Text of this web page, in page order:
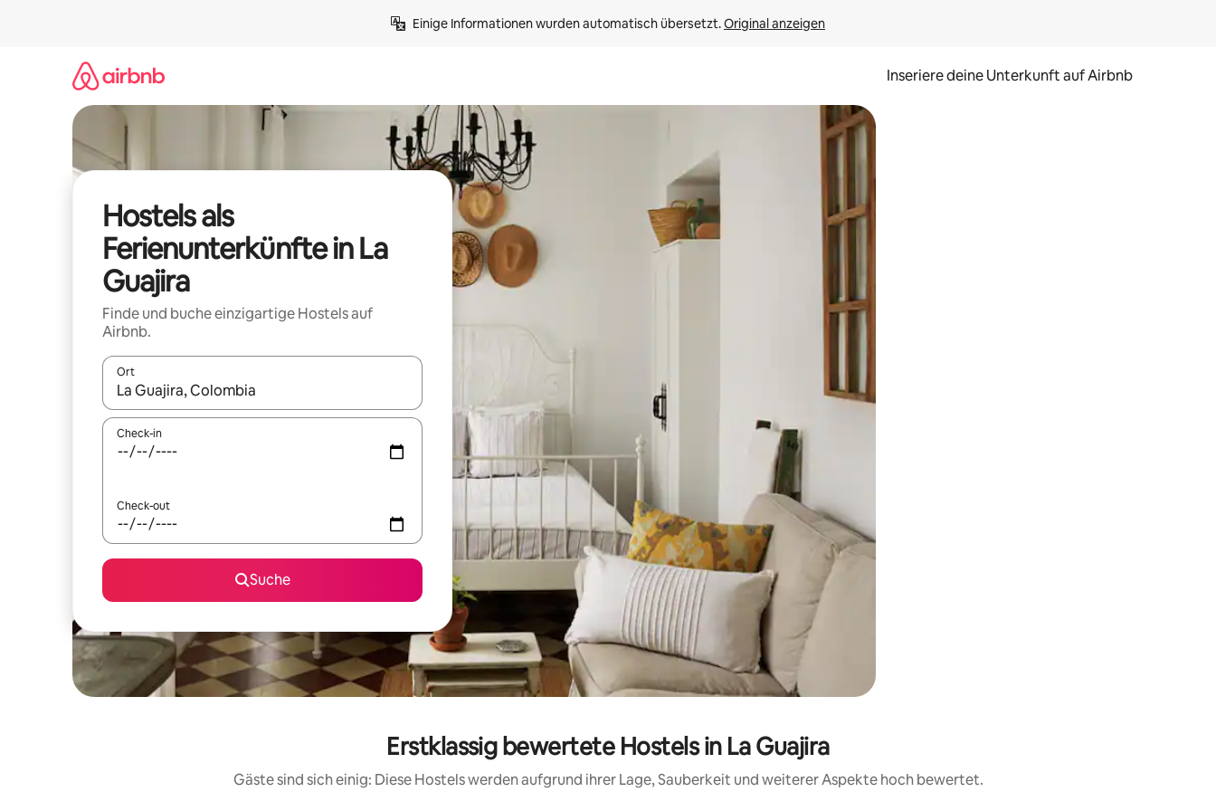
Einige Informationen wurden automatisch übersetzt. Original anzeigen
Inseriere deine Unterkunft auf Airbnb
Hostels als
Ferienunterkünfte in La
Guajira
Finde und buche einzigartige Hostels auf
Airbnb.
Ort
Wenn Ergebnisse verfügbar sind, navigiere mit den Pfeiltasten nach oben und unten oder erkunde die Ergebnisse durch Berühren oder Wischgesten.
Check-in
Check-out
Suche
Erstklassig bewertete Hostels in La Guajira
Gäste sind sich einig: Diese Hostels werden aufgrund ihrer Lage, Sauberkeit und weiterer Aspekte hoch bewertet.